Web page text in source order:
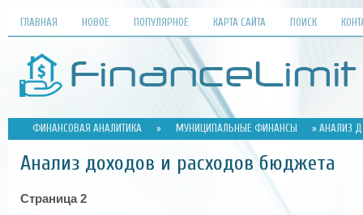
ГЛАВНАЯ НОВОЕ ПОПУЛЯРНОЕ КАРТА САЙТА ПОИСК
ФИНАНСОВАЯ АНАЛИТИКА » МУНИЦИПАЛЬНЫЕ ФИНАНСЫ » АНАЛИЗ
Анализ доходов и расходов бюджета
Страница 2